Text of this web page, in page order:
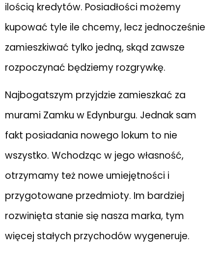
ilością kredytów. Posiadłości możemy
kupować tyle ile chcemy, lecz jednocześnie
zamieszkiwać tylko jedną, skąd zawsze
rozpoczynać będziemy rozgrywkę.
Najbogatszym przyjdzie zamieszkać za
murami Zamku w Edynburgu. Jednak sam
fakt posiadania nowego lokum to nie
wszystko. Wchodząc w jego własność,
otrzymamy też nowe umiejętności i
przygotowane przedmioty. Im bardziej
rozwinięta stanie się nasza marka, tym
więcej stałych przychodów wygeneruje.